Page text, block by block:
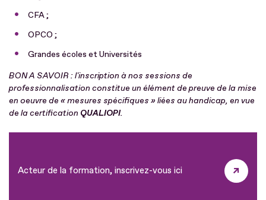
CFA ;
OPCO ;
Grandes écoles et Universités
BON A SAVOIR : l'inscription à nos sessions de
professionnalisation constitue un élément de preuve de la mise
en oeuvre de « mesures spécifiques » liées au handicap, en vue
de la certification QUALIOPI.
Acteur de la formation, inscrivez-vous ici